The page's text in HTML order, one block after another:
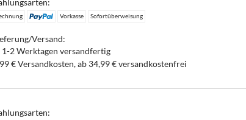
Vorkasse Sofortüberweisung
Versand:
1-2 Werktagen versandfertig
€ Versandkosten, ab 34,99 € versandkostenfrei